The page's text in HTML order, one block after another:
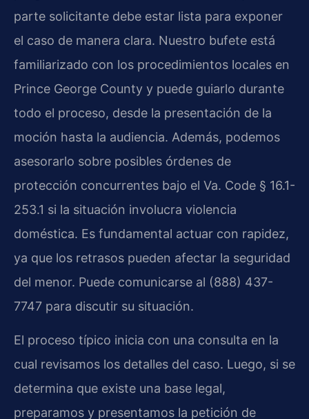
parte solicitante debe estar lista para exponer
el caso de manera clara. Nuestro bufete está
familiarizado con los procedimientos locales en
Prince George County y puede guiarlo durante
todo el proceso, desde la presentación de la
moción hasta la audiencia. Además, podemos
asesorarlo sobre posibles órdenes de
protección concurrentes bajo el Va. Code § 16.1-
253.1 si la situación involucra violencia
doméstica. Es fundamental actuar con rapidez,
ya que los retrasos pueden afectar la seguridad
del menor. Puede comunicarse al (888) 437-
7747 para discutir su situación.
El proceso típico inicia con una consulta en la
cual revisamos los detalles del caso. Luego, si se
determina que existe una base legal,
preparamos y presentamos la petición de